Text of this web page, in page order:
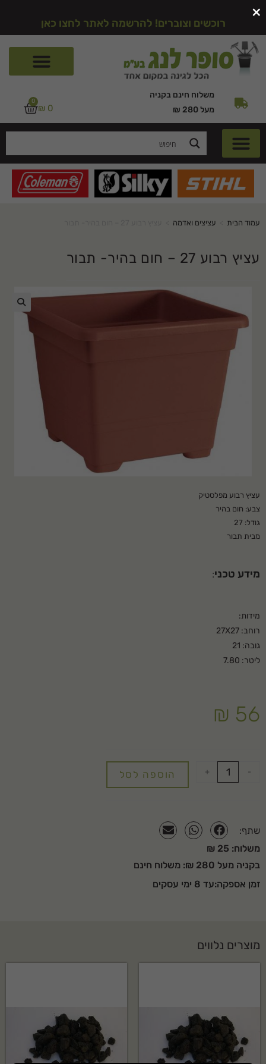
רוכשים וצוברים! להרשמה לאתר לחצו כאן
משלוח חינם בקניה
מעל 280 ₪
₪ 0
0
עמוד הבית עציצים ואדמה
עציץ רבוע 27 – חום בהיר- תבור
עציץ רבוע מפלסטיק
צבע: חום בהיר
גודל: 27
מבית תבור
מידע טכני:
מידות:
רוחב: 27X27
גובה: 21
ליטר: 7.80
₪ 56
-
+ הוספה לסל
שתף:
משלוח: 25 ₪
בקניה מעל 280 ₪: משלוח חינם
זמן אספקה:עד 8 ימי עסקים
מוצרים נלווים
×